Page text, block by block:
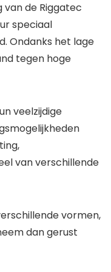
de Riggatec
speciaal
Ondanks het lage
tegen hoge
veelzijdige
van verschillende
vormen,
dan gerust